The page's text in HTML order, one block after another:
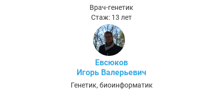
Врач-генетик
Стаж: 13 лет
Евсюков
Игорь Валерьевич
Генетик, биоинформатик